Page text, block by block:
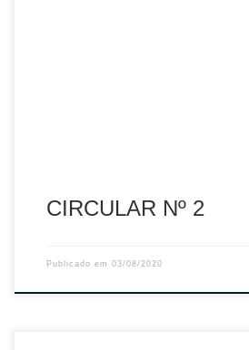
CIRCULAR Nº 2
Publicado em 03/08/2020